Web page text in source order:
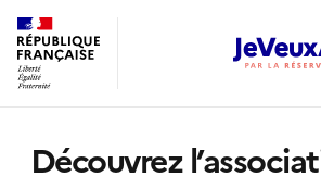
Découvrez